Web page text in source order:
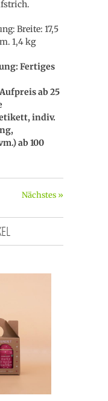
Breite: 17,5
1,4 kg
Fertiges
ab 25
indiv.
ab 100
Nächstes »